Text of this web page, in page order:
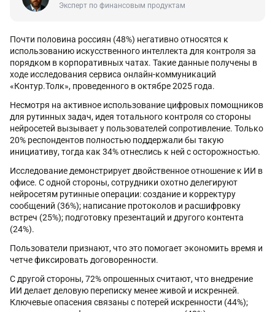
Эксперт по финансовым продуктам
Почти половина россиян (48%) негативно относятся к
использованию искусственного интеллекта для контроля за
порядком в корпоративных чатах. Такие данные получены в
ходе исследования сервиса онлайн-коммуникаций
«Контур.Толк», проведенного в октябре 2025 года.
Несмотря на активное использование цифровых помощников
для рутинных задач, идея тотального контроля со стороны
нейросетей вызывает у пользователей сопротивление. Только
20% респондентов полностью поддержали бы такую
инициативу, тогда как 34% отнеслись к ней с осторожностью.
Исследование демонстрирует двойственное отношение к ИИ в
офисе. С одной стороны, сотрудники охотно делегируют
нейросетям рутинные операции: создание и корректуру
сообщений (36%); написание протоколов и расшифровку
встреч (25%); подготовку презентаций и другого контента
(24%).
Пользователи признают, что это помогает экономить время и
четче фиксировать договоренности.
С другой стороны, 72% опрошенных считают, что внедрение
ИИ делает деловую переписку менее живой и искренней.
Ключевые опасения связаны с потерей искренности (44%);